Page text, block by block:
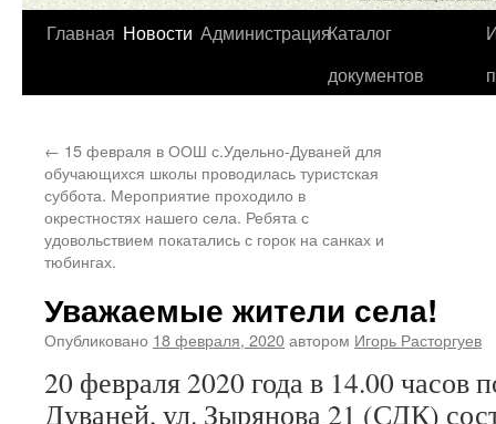
Перейти
Главная Новости АдминистрацияКаталог
документов
← 15 февраля в ООШ с.Удельно-Дуваней для
обучающихся школы проводилась туристская
суббота. Мероприятие проходило в
окрестностях нашего села. Ребята с
удовольствием покатались с горок на санках и
тюбингах.
Уважаемые жители села!
Опубликовано 18 февраля, 2020автором Игорь Расторгуев
20 февраля 2020 года в 14.00 часов
Дуваней, ул. Зырянова 21 (СДК)